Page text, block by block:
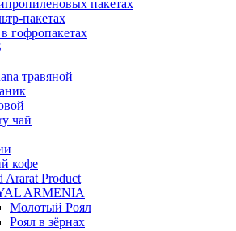
пакетах
пакетах
гофропакетах
травяной
чай
кофе
Ararat Product
ARMENIA
Молотый Роял
Роял в зёрнах